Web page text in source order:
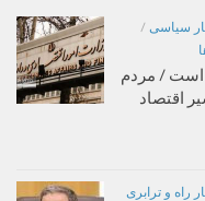
سیاسی /
است / مردم
اقتصاد
راه و ترابری